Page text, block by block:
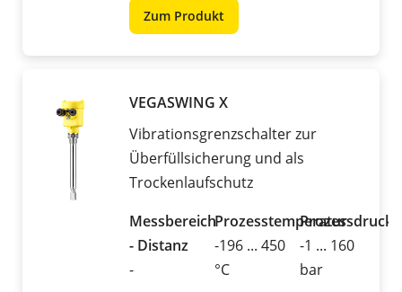
Zum Produkt
VEGASWING X
Vibrationsgrenzschalter zur
Überfüllsicherung und als
Trockenlaufschutz
Messbereich
- Distanz
-
Prozesstemperatur
-196 ... 450
°C
Prozessdruck
-1 ... 160
bar